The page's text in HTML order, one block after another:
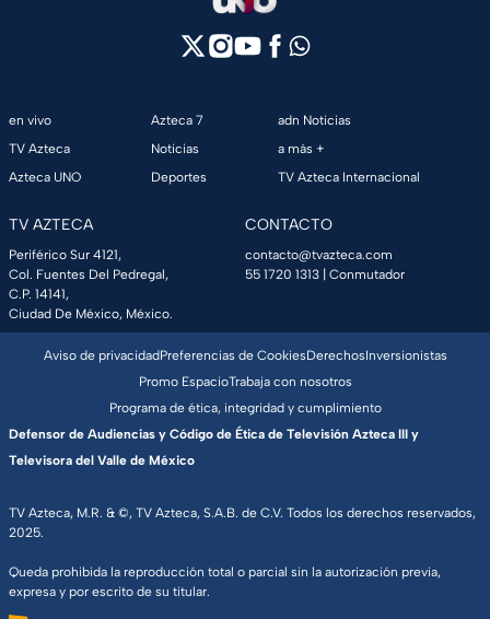
en vivo
TV Azteca
Azteca UNO
Azteca 7
Noticias
Deportes
adn Noticias
a más +
TV Azteca Internacional
TV AZTECA
Periférico Sur 4121,
Col. Fuentes Del Pedregal,
C.P. 14141,
Ciudad De México, México.
CONTACTO
contacto@tvazteca.com
55 1720 1313 | Conmutador
TV Azteca, M.R. & ©, TV Azteca, S.A.B. de C.V. Todos los derechos reservados,
2025.
Queda prohibida la reproducción total o parcial sin la autorización previa,
expresa y por escrito de su titular.
Aviso de privacidadPreferencias de CookiesDerechosInversionistas
Promo EspacioTrabaja con nosotros
Programa de ética, integridad y cumplimiento
Defensor de Audiencias y Código de Ética de Televisión Azteca III y
Televisora del Valle de México